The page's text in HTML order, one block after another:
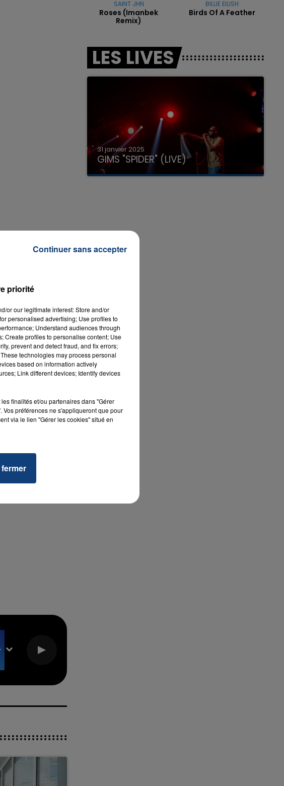
avec
aux
avec
SAINT JHN
Roses (imanbek
Remix)
BILLIE EILISH
Birds Of A Feather
LES LIVES
31 janvier 2025
GIMS "SPIDER" (LIVE)
priorité
or our legitimate interest: Store and/or
personalised advertising; Use profiles to
Understand audiences through
Create profiles to personalise content; Use
prevent and detect fraud, and fix errors;
technologies may process personal
based on information actively
Link different devices; Identify devices
finalités et/ou partenaires dans "Gérer
préférences ne s'appliqueront que pour
via le lien "Gérer les cookies" situé en
Continuer sans accepter